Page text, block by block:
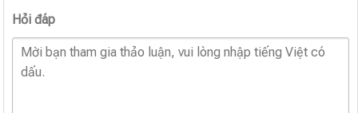
Hỏi đáp